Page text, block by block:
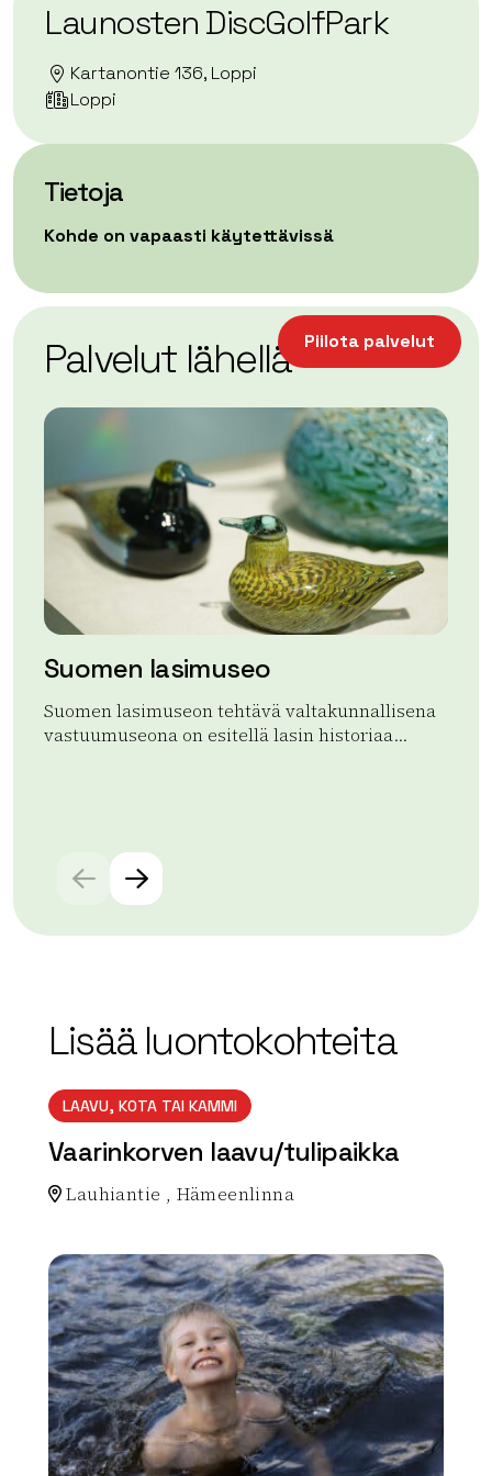
Launosten DiscGolfPark
Kartanontie 136, Loppi
Loppi
Tietoja
Kohde on vapaasti käytettävissä
−
Leaflet| ©OpenStreetMap
Piilota palvelut
Palvelut lähellä
Suomen lasimuseo
Suomen lasimuseon tehtävä valtakunnallisena
vastuumuseona on esitellä lasin historiaa...
Lisää luontokohteita
LAAVU, KOTA TAI KAMMI
Vaarinkorven laavu/tulipaikka
Lauhiantie , Hämeenlinna
array(0) { }